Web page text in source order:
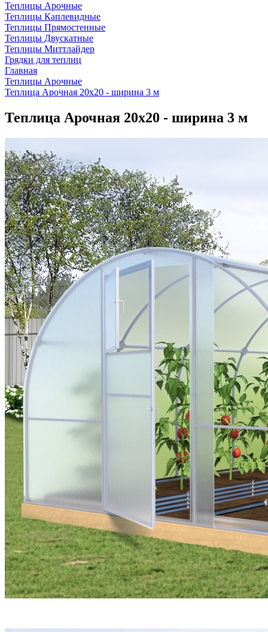
Теплицы Арочные
Теплицы Каплевидные
Теплицы Прямостенные
Теплицы Двускатные
Теплицы Миттлайдер
Грядки для теплиц
Главная
Теплицы Арочные
Теплица Арочная 20х20 - ширина 3 м
Теплица Арочная 20х20 - ширина 3 м